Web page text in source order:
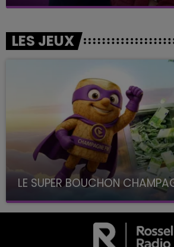
LES JEUX
LE SUPER BOUCHON
avec La Famille Champagne FM,